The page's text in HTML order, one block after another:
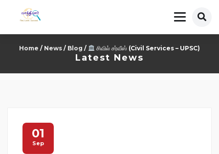
Home / News / Blog / சிவில் சர்வீஸ் (Civil Services – UPSC)
Latest News
01
Sep